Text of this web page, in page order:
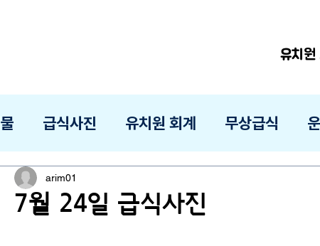
유치원
급식사진 유치원 회계 무상급식
7월 24일 급식사진
arim01